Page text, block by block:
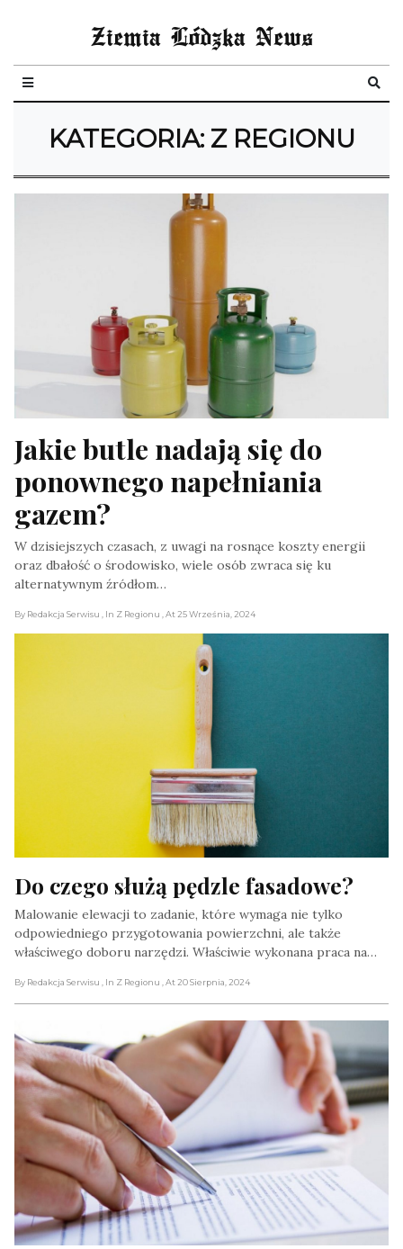
Ziemia Lódzka News
KATEGORIA: Z REGIONU
Jakie butle nadają się do
ponownego napełniania
gazem?
W dzisiejszych czasach, z uwagi na rosnące koszty energii
oraz dbałość o środowisko, wiele osób zwraca się ku
alternatywnym źródłom…
By Redakcja Serwisu , In Z Regionu , At 25 Września, 2024
Do czego służą pędzle fasadowe?
Malowanie elewacji to zadanie, które wymaga nie tylko
odpowiedniego przygotowania powierzchni, ale także
właściwego doboru narzędzi. Właściwie wykonana praca na…
By Redakcja Serwisu , In Z Regionu , At 20 Sierpnia, 2024